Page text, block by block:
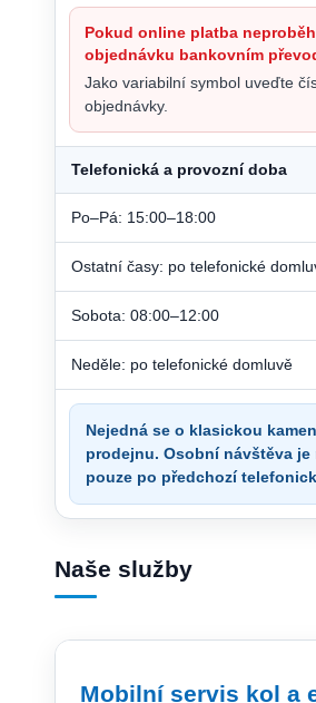
Pokud online platba
objednávku bankovním
Jako variabilní symbol uveďte
objednávky.
Telefonická a provozní doba
Po–Pá: 15:00–18:00
Ostatní časy: po telefonické
Sobota: 08:00–12:00
Neděle: po telefonické domluvě
Nejedná se o klasickou
prodejnu. Osobní návštěva je
pouze po předchozí
Naše služby
Mobilní servis kol a